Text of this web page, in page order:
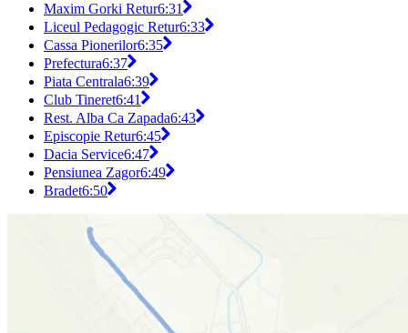
Maxim Gorki Retur6:31
Liceul Pedagogic Retur6:33
Cassa Pionerilor6:35
Prefectura6:37
Piata Centrala6:39
Club Tineret6:41
Rest. Alba Ca Zapada6:43
Episcopie Retur6:45
Dacia Service6:47
Pensiunea Zagor6:49
Bradet6:50